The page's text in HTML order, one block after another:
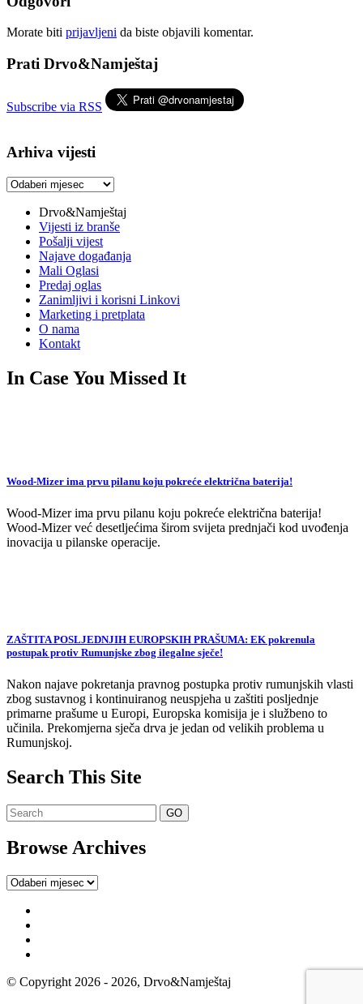
Morate biti prijavljeni da biste objavili komentar.
Prati Drvo&Namještaj
Subscribe via RSS
Arhiva vijesti
Arhiva
Drvo&Namještaj
Vijesti iz branše
Pošalji vijest
Najave događanja
Mali Oglasi
Predaj oglas
Zanimljivi i korisni Linkovi
Marketing i pretplata
O nama
Kontakt
In Case You Missed It
Wood-Mizer ima prvu pilanu koju pokreće električna baterija!
Wood-Mizer ima prvu pilanu koju pokreće električna baterija!
Wood-Mizer već desetljećima širom svijeta prednjači kod uvođenja
inovacija u pilanske operacije.
ZAŠTITA POSLJEDNJIH EUROPSKIH PRAŠUMA: EK pokrenula
postupak protiv Rumunjske zbog ilegalne sječe!
Nakon najave pokretanja pravnog postupka protiv rumunjskih vlasti
zbog sustavnog i kontinuiranog neuspjeha u zaštiti posljednje
primarne prašume u Europi, Europska komisija je i službeno to
učinila. Prekomjerna sječa drva je jedan od velikih problema u
Rumunjskoj.
Search This Site
Browse Archives
Browse
© Copyright 2026 - 2026, Drvo&Namještaj